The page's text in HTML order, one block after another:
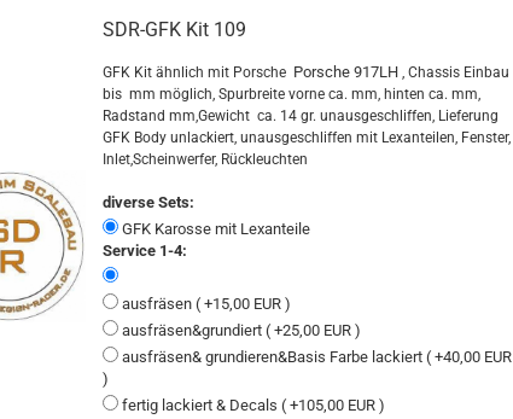
SDR-GFK Kit 109
GFK Kit ähnlich mit Porsche Porsche 917LH , Chassis Einbau
bis mm möglich, Spurbreite vorne ca. mm, hinten ca. mm,
Radstand mm,Gewicht ca. 14 gr. unausgeschliffen, Lieferung
GFK Body unlackiert, unausgeschliffen mit Lexanteilen, Fenster,
Inlet,Scheinwerfer, Rückleuchten
diverse Sets:
GFK Karosse mit Lexanteile
Service 1-4:
ausfräsen ( +15,00 EUR )
ausfräsen&grundiert ( +25,00 EUR )
ausfräsen& grundieren&Basis Farbe lackiert ( +40,00 EUR
)
fertig lackiert & Decals ( +105,00 EUR )